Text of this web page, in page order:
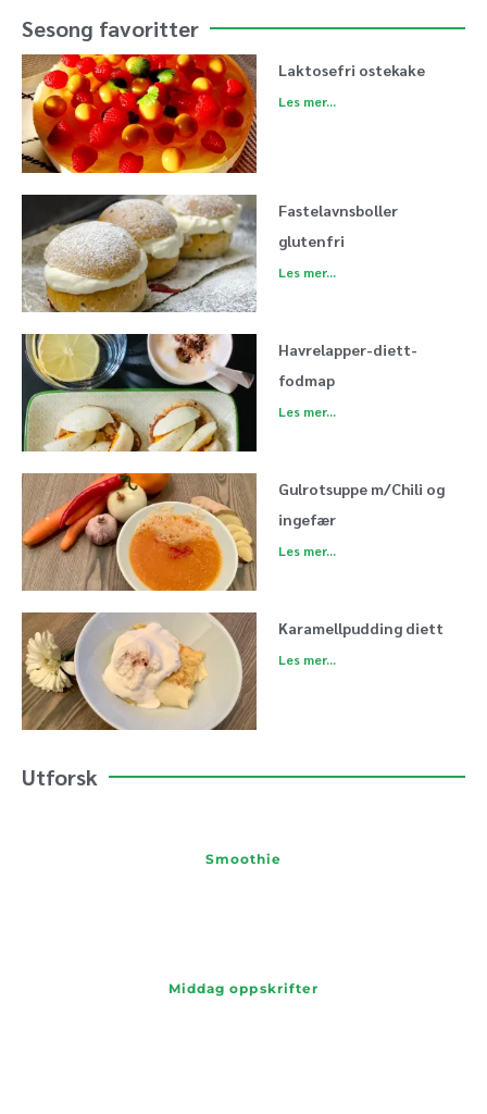
Sesong favoritter
Laktosefri ostekake
Les mer...
Fastelavnsboller
glutenfri
Les mer...
Havrelapper-diett-
fodmap
Les mer...
Gulrotsuppe m/Chili og
ingefær
Les mer...
Karamellpudding diett
Les mer...
Utforsk
Smoothie
Middag oppskrifter